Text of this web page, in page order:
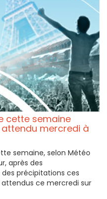
cette semaine
mercredi à
semaine, selon Météo
après des
précipitations ces
attendus ce mercredi sur